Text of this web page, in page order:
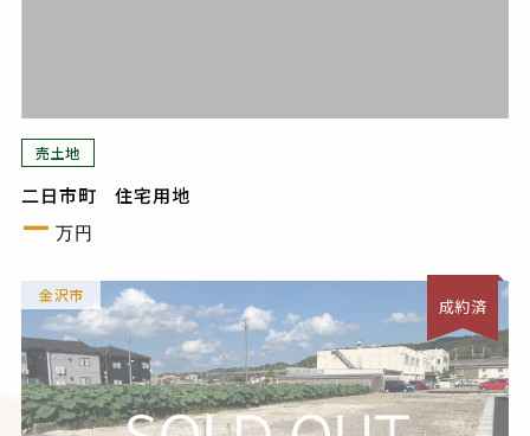
売土地
二日市町 住宅用地
ー 万円
金沢市
成約済